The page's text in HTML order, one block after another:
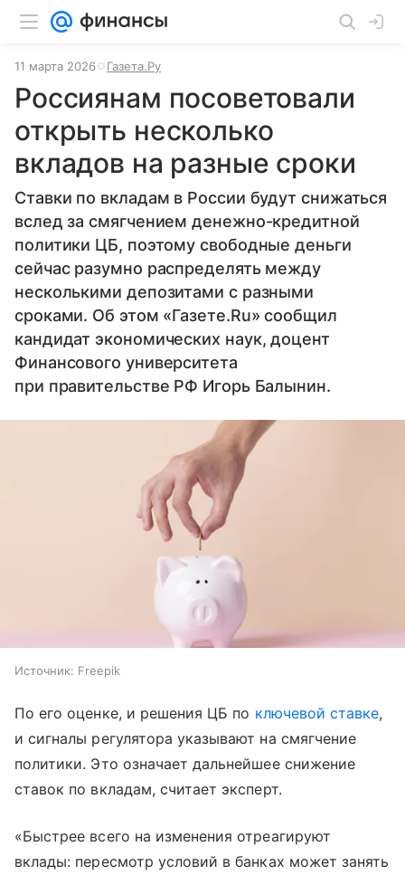
11 марта 2026 Газета.Ру
Россиянам посоветовали
открыть несколько
вкладов на разные сроки
Ставки по вкладам в России будут снижаться
вслед за смягчением денежно-кредитной
политики ЦБ, поэтому свободные деньги
сейчас разумно распределять между
несколькими депозитами с разными
сроками. Об этом «Газете.Ru» сообщил
кандидат экономических наук, доцент
Финансового университета
при правительстве РФ Игорь Балынин.
Источник: Freepik
По его оценке, и решения ЦБ по ключевой ставке,
и сигналы регулятора указывают на смягчение
политики. Это означает дальнейшее снижение
ставок по вкладам, считает эксперт.
«Быстрее всего на изменения отреагируют
вклады: пересмотр условий в банках может занять